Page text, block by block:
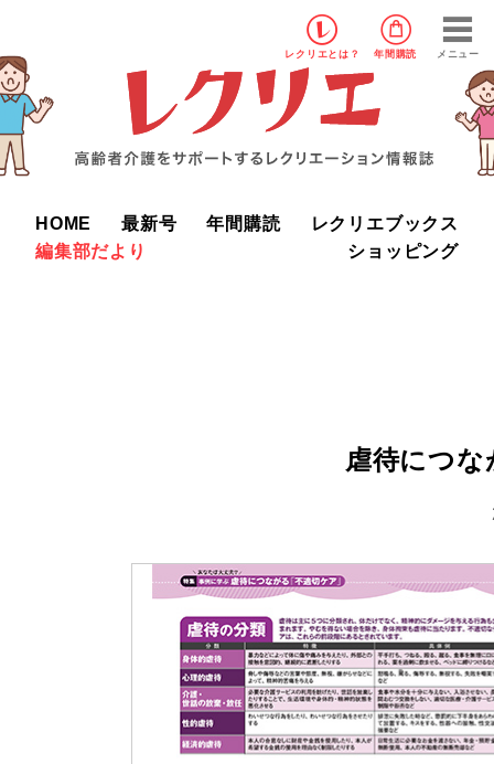
レクリエ とは？ 年間購読 メニュー
HOME 最新号 年間購読
レクリエブックス
編集部だより
ショッピング
虐待につ